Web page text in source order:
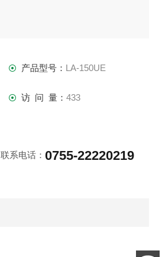
产品型号： LA-150UE
访 问 量： 433
联系电话：0755-22220219